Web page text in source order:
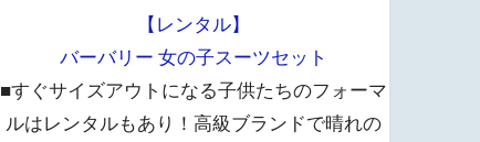
【レンタル】
バーバリー 女の子スーツセット
■すぐサイズアウトになる子供たちのフォーマ
ルはレンタルもあり！高級ブランドで晴れの